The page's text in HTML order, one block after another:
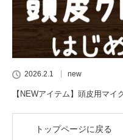
2026.2.1 new
【NEWアイテム】頭皮用マ
トップページに戻る